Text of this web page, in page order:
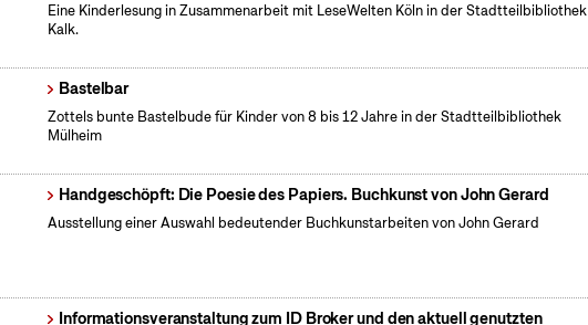
Eine Kinderlesung in Zusammenarbeit mit LeseWelten Köln in der Stadtteilbibliothek
Kalk.
Bastelbar
Zottels bunte Bastelbude für Kinder von 8 bis 12 Jahre in der Stadtteilbibliothek
Mülheim
Handgeschöpft: Die Poesie des Papiers. Buchkunst von John Gerard
Ausstellung einer Auswahl bedeutender Buchkunstarbeiten von John Gerard
Informationsveranstaltung zum ID Broker und den aktuell genutzten